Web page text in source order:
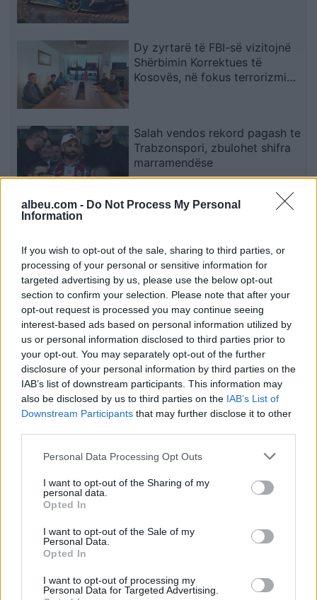
albeu.com - Do Not Process My Personal
Information
If you wish to opt-out of the sale, sharing to third parties, or
processing of your personal or sensitive information for
targeted advertising by us, please use the below opt-out
section to confirm your selection. Please note that after your
opt-out request is processed you may continue seeing
interest-based ads based on personal information utilized by
us or personal information disclosed to third parties prior to
your opt-out. You may separately opt-out of the further
disclosure of your personal information by third parties on the
IAB’s list of downstream participants. This information may
also be disclosed by us to third parties on the IAB’s List of
Downstream Participants that may further disclose it to other
Personal Data Processing Opt Outs
I want to opt-out of the Sharing of my
personal data.
Opted In
I want to opt-out of the Sale of my
Personal Data.
Opted In
I want to opt-out of processing my
Personal Data for Targeted Advertising.
Dy zyrtarë të FBI-së vizitojnë
Shërbimin Korrektues të
Kosovës, në fokus terrorizmi
Salah vendos rekord pagash te
Trabzonspori, zbulohet shifra
marramendëse
Big Brother
Esim for Global
Esim for USA| Esim for Italy| Esim for Spain|Esim
for Turkey|Esim for Germany|Esim for Greece|